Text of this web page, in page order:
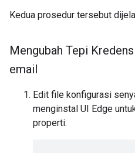
Kedua prosedur tersebut
Mengubah Tepi
email
Edit file konfigurasi
menginstal UI Edge
properti: